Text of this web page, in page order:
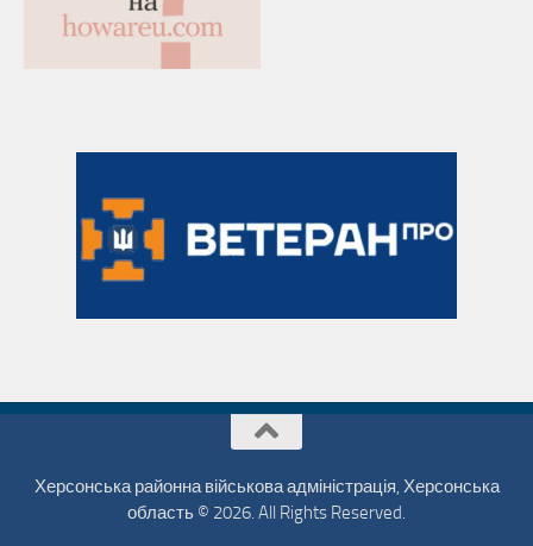
Херсонська районна військова адміністрація, Херсонська
область © 2026. All Rights Reserved.